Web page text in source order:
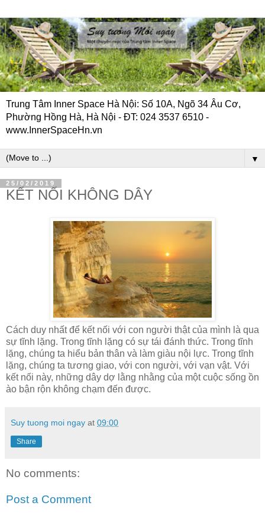
Trung Tâm Inner Space Hà Nội: Số 10A, Ngõ 34 Âu Cơ,
Phường Hồng Hà, Hà Nội - ĐT: 024 3537 6510 -
www.InnerSpaceHn.vn
▼
25/02/2019
KẾT NỐI KHÔNG DÂY
Cách duy nhất để kết nối với con người thật của mình là qua
sự tĩnh lặng. Trong tĩnh lặng có sự tái đánh thức. Trong tĩnh
lặng, chúng ta hiểu bản thân và làm giàu nội lực. Trong tĩnh
lặng, chúng ta tương giao, với con người, với vạn vật. Với
kết nối này, những dây dợ lằng nhằng của một cuộc sống ồn
ào bận rộn không chạm đến được.
Suy tuong moi ngay at 09:00
Share
No comments:
Post a Comment